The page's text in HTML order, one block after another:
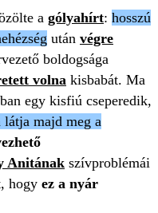
a gólyahírt: hosszú
után végre
boldogsága
volna kisbabát. Ma
egy kisfiú cseperedik,
látja majd meg a
Anitának szívproblémái
hogy ez a nyár